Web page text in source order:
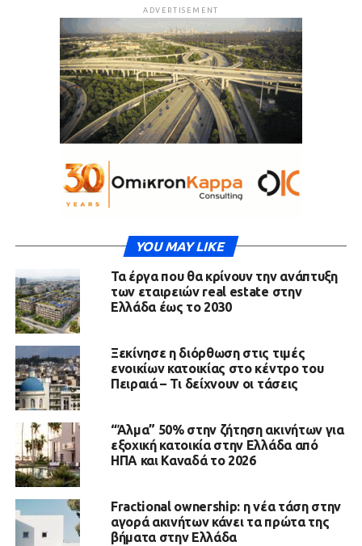
ADVERTISEMENT
YOU MAY LIKE
Τα έργα που θα κρίνουν την ανάπτυξη
των εταιρειών real estate στην
Ελλάδα έως το 2030
Ξεκίνησε η διόρθωση στις τιμές
ενοικίων κατοικίας στο κέντρο του
Πειραιά – Τι δείχνουν οι τάσεις
“Άλμα” 50% στην ζήτηση ακινήτων για
εξοχική κατοικία στην Ελλάδα από
ΗΠΑ και Καναδά το 2026
Fractional ownership: η νέα τάση στην
αγορά ακινήτων κάνει τα πρώτα της
βήματα στην Ελλάδα